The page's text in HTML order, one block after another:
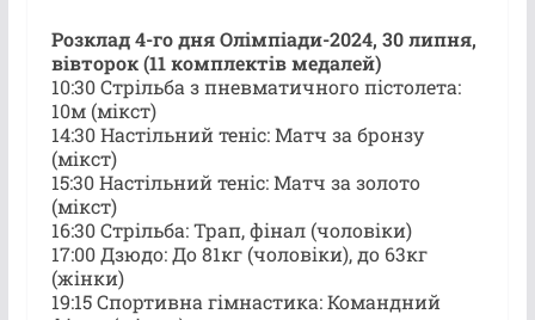
Розклад 4-го дня Олімпіади-2024, 30 липня,
вівторок (11 комплектів медалей)
10:30 Стрільба з пневматичного пістолета:
10м (мікст)
14:30 Настільний теніс: Матч за бронзу
(мікст)
15:30 Настільний теніс: Матч за золото
(мікст)
16:30 Стрільба: Трап, фінал (чоловіки)
17:00 Дзюдо: До 81кг (чоловіки), до 63кг
(жінки)
19:15 Спортивна гімнастика: Командний